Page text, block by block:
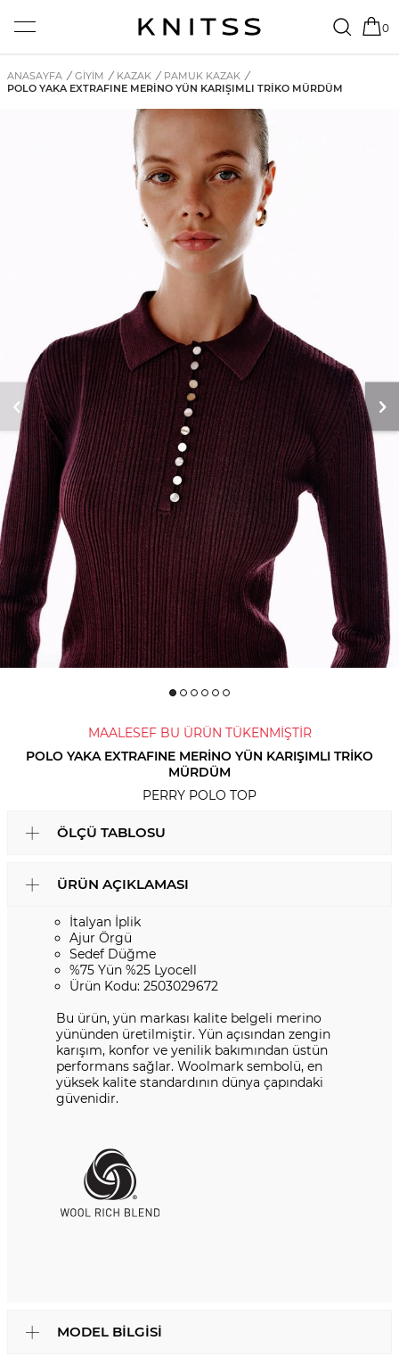
0
ANASAYFA / GİYİM / KAZAK / PAMUK KAZAK /
POLO YAKA EXTRAFINE MERINO YÜN KARIŞIMLI TRIKO MÜRDÜM
MAALESEF BU ÜRÜN TÜKENMİŞTİR
POLO YAKA EXTRAFINE MERINO YÜN KARIŞIMLI TRIKO
MÜRDÜM
PERRY POLO TOP
ÖLÇÜ TABLOSU
ÜRÜN AÇIKLAMASI
İtalyan İplik
Ajur Örgü
Sedef Düğme
%75 Yün %25 Lyocell
Ürün Kodu: 2503029672
Bu ürün, yün markası kalite belgeli merino
yününden üretilmiştir. Yün açısından zengin
karışım, konfor ve yenilik bakımından üstün
performans sağlar. Woolmark sembolü, en
yüksek kalite standardının dünya çapındaki
güvenidir.
MODEL BILGISI